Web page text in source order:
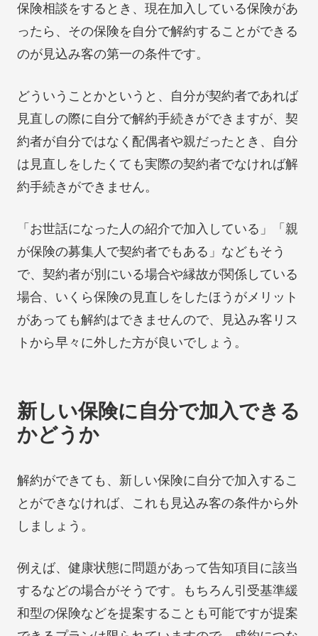
保険相談をするとき、現在加入している保険があ
ったら、その保険を自分で解約することができる
のが見込み客の第一の条件です。
どういうことかというと、自分が契約者であれば
見直しの際に自分で解約手続きができますが、契
約者が自分ではなく配偶者や親だったとき、自分
は見直しをしたくても実際の契約者でなければ解
約手続きができません。
「お世話になった人の紹介で加入している」「親
が保険の募集人で契約者でもある」などもそう
で、契約者が別にいる場合や縁故が関係している
場合、いくら保険の見直しをしたほうがメリット
があっても解約はできませんので、見込み客リス
トから早々に外した方が良いでしょう。
新しい保険に自分で加入できる
かどうか
解約ができても、新しい保険に自分で加入するこ
とができなければ、これも見込み客の条件から外
しましょう。
例えば、健康状態に問題があって告知項目に該当
するなどの場合がそうです。もちろん引受基準緩
和型の保険などを提案することも可能ですが提案